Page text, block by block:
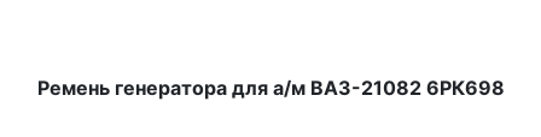
Ремень генератора для а/м ВАЗ-21082 6РК698